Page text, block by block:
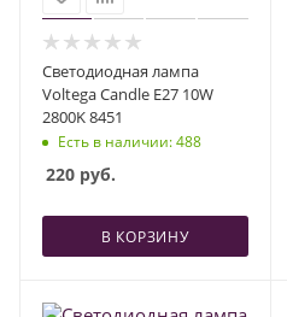
Светодиодная лампа
Voltega Candle E27 10W
2800K 8451
Есть в наличии: 488
220 руб.
В КОРЗИНУ